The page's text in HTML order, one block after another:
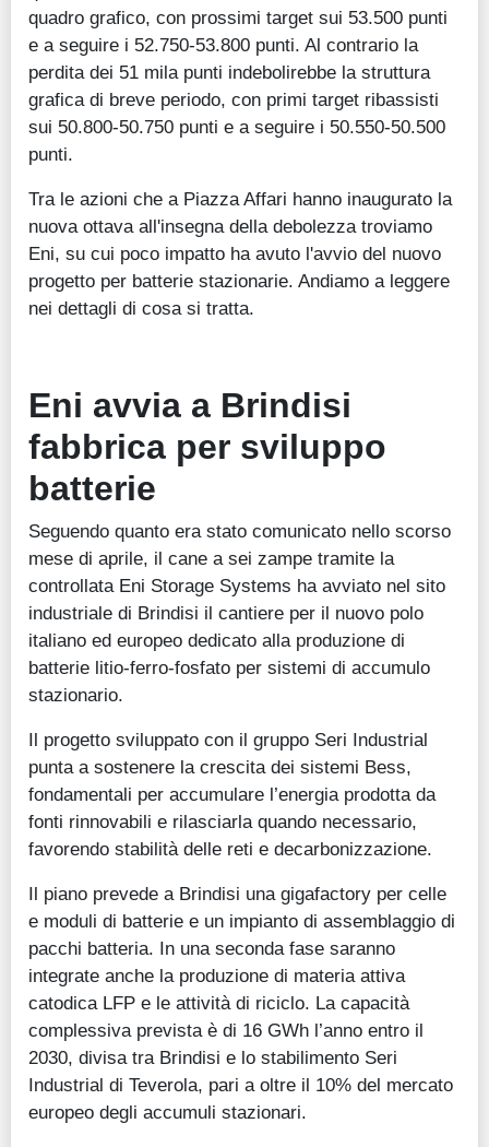
quadro grafico, con prossimi target sui 53.500 punti
e a seguire i 52.750-53.800 punti. Al contrario la
perdita dei 51 mila punti indebolirebbe la struttura
grafica di breve periodo, con primi target ribassisti
sui 50.800-50.750 punti e a seguire i 50.550-50.500
punti.
Tra le azioni che a Piazza Affari hanno inaugurato la
nuova ottava all'insegna della debolezza troviamo
Eni, su cui poco impatto ha avuto l'avvio del nuovo
progetto per batterie stazionarie. Andiamo a leggere
nei dettagli di cosa si tratta.
Eni avvia a Brindisi
fabbrica per sviluppo
batterie
Seguendo quanto era stato comunicato nello scorso
mese di aprile, il cane a sei zampe tramite la
controllata Eni Storage Systems ha avviato nel sito
industriale di Brindisi il cantiere per il nuovo polo
italiano ed europeo dedicato alla produzione di
batterie litio-ferro-fosfato per sistemi di accumulo
stazionario.
Il progetto sviluppato con il gruppo Seri Industrial
punta a sostenere la crescita dei sistemi Bess,
fondamentali per accumulare l’energia prodotta da
fonti rinnovabili e rilasciarla quando necessario,
favorendo stabilità delle reti e decarbonizzazione.
Il piano prevede a Brindisi una gigafactory per celle
e moduli di batterie e un impianto di assemblaggio di
pacchi batteria. In una seconda fase saranno
integrate anche la produzione di materia attiva
catodica LFP e le attività di riciclo. La capacità
complessiva prevista è di 16 GWh l’anno entro il
2030, divisa tra Brindisi e lo stabilimento Seri
Industrial di Teverola, pari a oltre il 10% del mercato
europeo degli accumuli stazionari.